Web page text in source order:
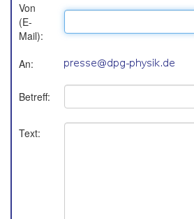
Von
(E-
Mail):
An:
Betreff:
Text: